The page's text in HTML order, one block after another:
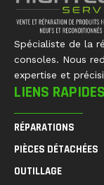
Spécialiste de la
consoles. Nous
expertise et
LIENS RAPIDES
RÉPARATIONS
PIÈCES DÉTACHÉES
OUTILLAGE